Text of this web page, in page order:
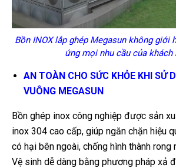
Bồn INOX lắp ghép Megasun không giới
ứng mọi nhu cầu của khách
AN TOÀN CHO SỨC KHỎE KHI SỬ
VUÔNG MEGASUN
Bồn ghép inox công nghiệp được sản
inox 304 cao cấp, giúp ngăn chặn hiệu
có hại bên ngoài, chống hình thành rong
Vệ sinh dễ dàng bằng phương pháp xả